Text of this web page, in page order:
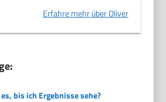
Erfahre mehr über Oliver
bis ich Ergebnisse sehe?